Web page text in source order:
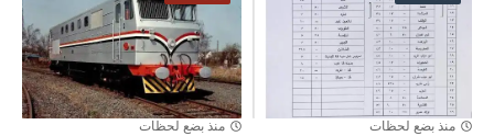
منذ بضع لحظات منذ بضع لحظات